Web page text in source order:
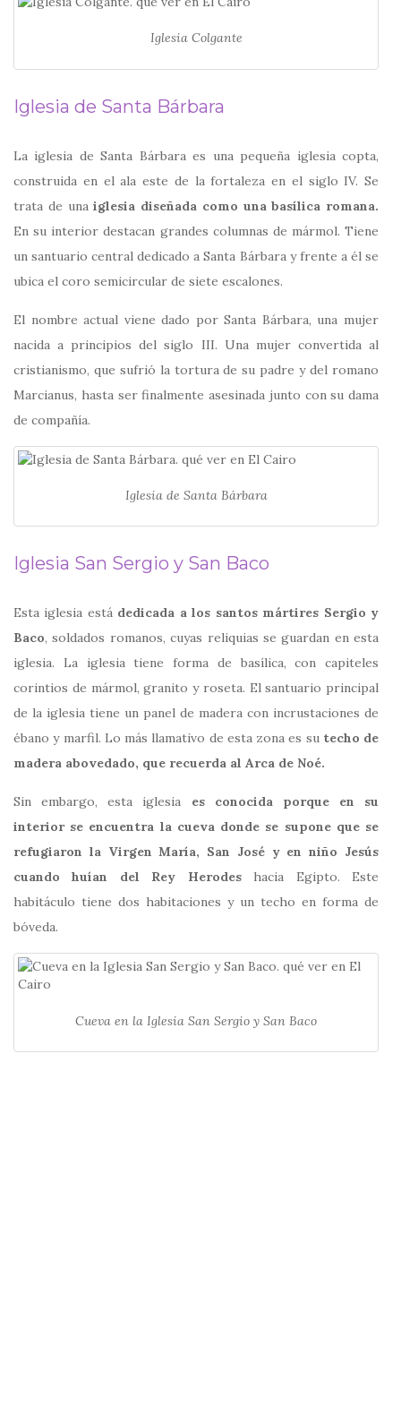
Iglesia Colgante
Iglesia de Santa Bárbara
La iglesia de Santa Bárbara es una pequeña iglesia copta,
construida en el ala este de la fortaleza en el siglo IV. Se
trata de unaiglesia diseñada como una basílica romana.
En su interior destacan grandes columnas de mármol. Tiene
un santuario central dedicado a Santa Bárbara y frente a él se
ubica el coro semicircular de siete escalones.
El nombre actual viene dado por Santa Bárbara, una mujer
nacida a principios del siglo III. Una mujer convertida al
cristianismo, que sufrió la tortura de su padre y del romano
Marcianus, hasta ser finalmente asesinada junto con su dama
de compañía.
Iglesia de Santa Bárbara
Iglesia San Sergio y San Baco
Esta iglesia está dedicada a los santos mártires Sergio y
Baco, soldados romanos, cuyas reliquias se guardan en esta
iglesia. La iglesia tiene forma de basílica, con capiteles
corintios de mármol, granito y roseta. El santuario principal
de la iglesia tiene un panel de madera con incrustaciones de
ébano y marfil. Lo más llamativo de esta zona es su techo de
madera abovedado, que recuerda al Arca de Noé.
Sin embargo, esta iglesia es conocida porque en su
interior se encuentra la cueva donde se supone que se
refugiaron la Virgen María, San José y en niño Jesús
cuando huían del Rey Herodeshacia Egipto. Este
habitáculo tiene dos habitaciones y un techo en forma de
bóveda.
Cueva en la Iglesia San Sergio y San Baco